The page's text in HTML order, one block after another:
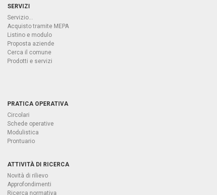
SERVIZI
Servizio...
Acquisto tramite MEPA
Listino e modulo
Proposta aziende
Cerca il comune
Prodotti e servizi
PRATICA OPERATIVA
Circolari
Schede operative
Modulistica
Prontuario
ATTIVITÀ DI RICERCA
Novità di rilievo
Approfondimenti
Ricerca normativa